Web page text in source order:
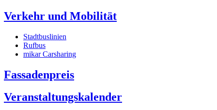
Verkehr und Mobilität
Stadtbuslinien
Rufbus
mikar Carsharing
Fassadenpreis
Veranstaltungskalender